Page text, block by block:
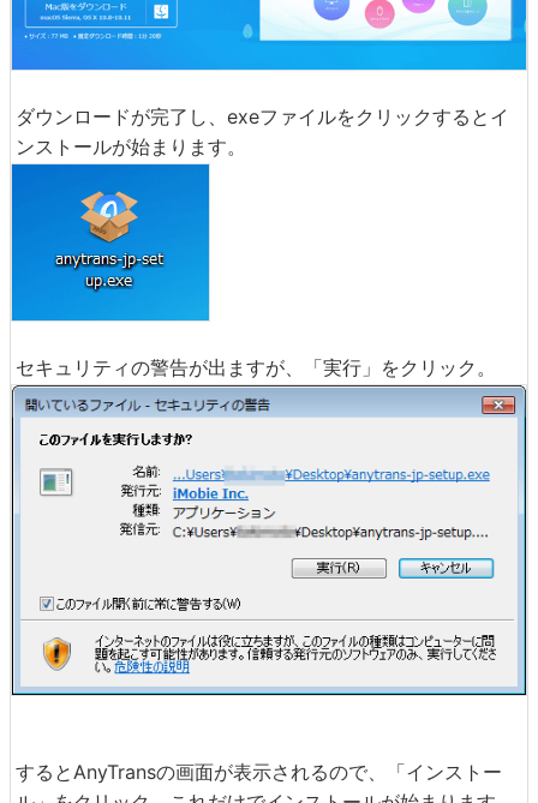
ダウンロードが完了し、exeファイルをクリックするとイ
ンストールが始まります。
セキュリティの警告が出ますが、「実行」をクリック。
するとAnyTransの画面が表示されるので、「インストー